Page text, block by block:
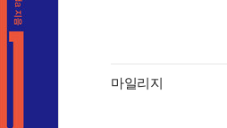
마일리지